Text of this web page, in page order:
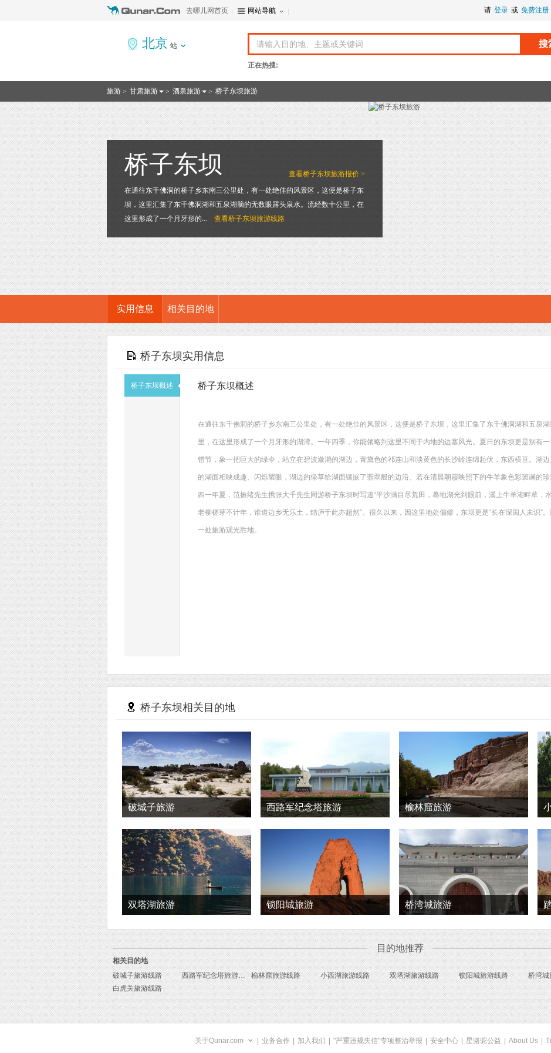
请 登录 或 免费注册
去哪儿网首页 网站导航
北京 站 搜
正在热搜:
旅游 > 甘肃旅游 > 酒泉旅游 > 桥子东坝旅游
查看桥子东坝旅游报价 >
桥子东坝
在通往东千佛洞的桥子乡东南三公里处，有一处绝佳的风景区，这便是桥子东
坝，这里汇集了东千佛洞湖和五泉湖脑的无数眼露头泉水。流经数十公里，在
这里形成了一个月牙形的...
查看桥子东坝旅游线路
实用信息 相关目的地
桥子东坝实用信息
桥子东坝概述 桥子东坝概述
在通往东千佛洞的桥子乡东南三公里处，有一处绝佳的风景区，这便是桥子东坝，这里汇集了东千佛洞湖和五泉
里，在这里形成了一个月牙形的湖湾。一年四季，你能领略到这里不同于内地的边塞风光。夏日的东坝更是别有
错节，象一把巨大的绿伞，站立在碧波潋滟的湖边，青黛色的祁连山和淡黄色的长沙岭连绵起伏，东西横亘。湖
的湖面相映成趣、闪烁耀眼，湖边的绿草给湖面镶嵌了翡翠般的边沿。若在清晨朝霞映照下的牛羊象色彩斑谰的
四一年夏，范振绪先生携张大千先生同游桥子东坝时写道“平沙满目尽荒田，蓦地湖光到眼前，溪上牛羊湖畔草，
老柳槎芽不计年，谁道边乡无乐土，结庐于此亦超然”。很久以来，因这里地处偏僻，东坝更是“长在深闺人未识”
一处旅游观光胜地。
桥子东坝相关目的地
破城子旅游 西路军纪念塔旅游 榆林窟旅游
双塔湖旅游 锁阳城旅游 桥湾城旅游
目的地推荐
相关目的地
破城子旅游线路
西路军纪念塔旅游线路 榆林窟旅游线路 小西湖旅游线路 双塔湖旅游线路 锁阳城旅游线路 桥湾城
白虎关旅游线路
关于Qunar.com 业务合作 加入我们 "严重违规失信"专项整治举报 安全中心 星骆驼公益 About Us